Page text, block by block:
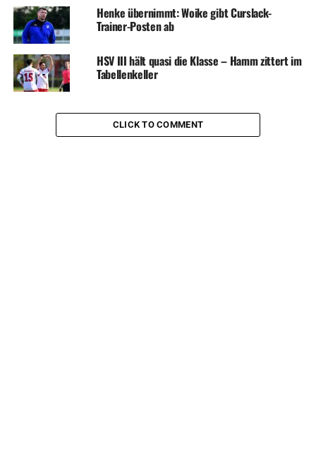
Henke übernimmt: Woike gibt Curslack-
Trainer-Posten ab
HSV III hält quasi die Klasse – Hamm zittert im
Tabellenkeller
CLICK TO COMMENT